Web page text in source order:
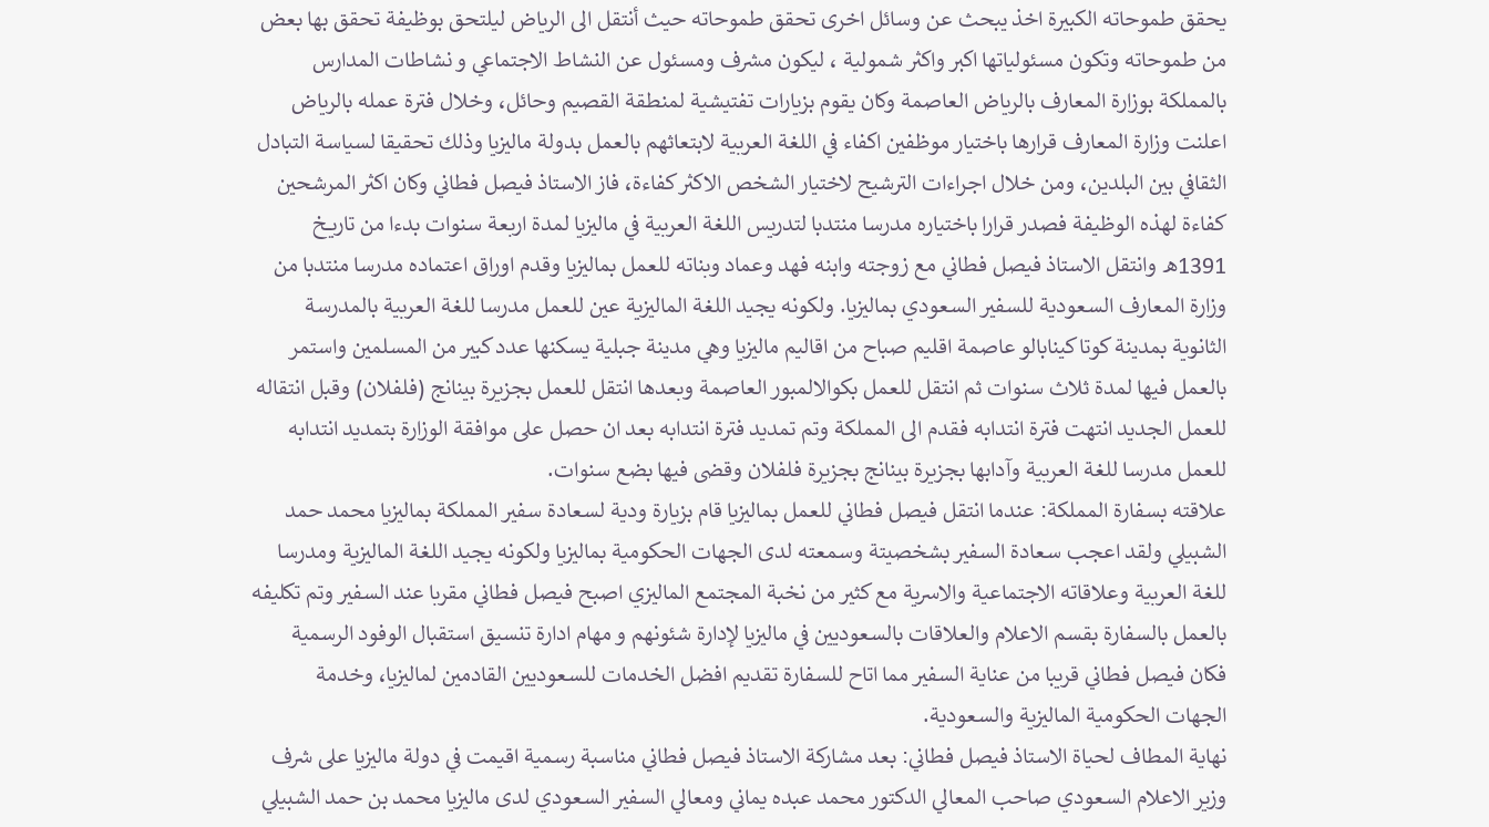
يحقق طموحاته الكبيرة اخذ يبحث عن وسائل اخرى تحقق طموحاته حيث أنتقل الى الرياض ليلتحق بوظيفة تحقق بها بعض
من طموحاته وتكون مسئولياتها اكبر واكثر شمولية ، ليكون مشرف ومسئول عن النشاط الاجتماعي و نشاطات المدارس
بالمملكة بوزارة المعارف بالرياض العاصمة وكان يقوم بزيارات تفتيشية لمنطقة القصيم وحائل، وخلال فترة عمله بالرياض
اعلنت وزارة المعارف قرارها باختيار موظفين اكفاء في اللغة العربية لابتعاثهم بالعمل بدولة ماليزيا وذلك تحقيقا لسياسة التبادل
الثقافي بين البلدين، ومن خلال اجراءات الترشيح لاختيار الشخص الاكثر كفاءة، فاز الاستاذ فيصل فطاني وكان اكثر المرشحين
كفاءة لهذه الوظيفة فصدر قرارا باختياره مدرسا منتدبا لتدريس اللغة العربية في ماليزيا لمدة اربعة سنوات بدءا من تاريخ
1391هـ وانتقل الاستاذ فيصل فطاني مع زوجته وابنه فهد وعماد وبناته للعمل بماليزيا وقدم اوراق اعتماده مدرسا منتدبا من
وزارة المعارف السعودية للسفير السعودي بماليزيا. ولكونه يجيد اللغة الماليزية عين للعمل مدرسا للغة العربية بالمدرسة
الثانوية بمدينة كوتا كينابالو عاصمة اقليم صباح من اقاليم ماليزيا وهي مدينة جبلية يسكنها عدد كبير من المسلمين واستمر
بالعمل فيها لمدة ثلاث سنوات ثم انتقل للعمل بكوالالمبور العاصمة وبعدها انتقل للعمل بجزيرة بينانج (فلفلان) وقبل انتقاله
للعمل الجديد انتهت فترة انتدابه فقدم الى المملكة وتم تمديد فترة انتدابه بعد ان حصل على موافقة الوزارة بتمديد انتدابه
للعمل مدرسا للغة العربية وآدابها بجزيرة بينانج بجزيرة فلفلان وقضى فيها بضع سنوات.
علاقته بسفارة المملكة: عندما انتقل فيصل فطاني للعمل بماليزيا قام بزيارة ودية لسعادة سفير المملكة بماليزيا محمد حمد
الشبيلي ولقد اعجب سعادة السفير بشخصيتة وسمعته لدى الجهات الحكومية بماليزيا ولكونه يجيد اللغة الماليزية ومدرسا
للغة العربية وعلاقاته الاجتماعية والاسرية مع كثير من نخبة المجتمع الماليزي اصبح فيصل فطاني مقربا عند السفير وتم تكليفه
بالعمل بالسفارة بقسم الاعلام والعلاقات بالسعوديين في ماليزيا لإدارة شئونهم و مهام ادارة تنسيق استقبال الوفود الرسمية
فكان فيصل فطاني قريبا من عناية السفير مما اتاح للسفارة تقديم افضل الخدمات للسعوديين القادمين لماليزيا، وخدمة
الجهات الحكومية الماليزية والسعودية.
نهاية المطاف لحياة الاستاذ فيصل فطاني: بعد مشاركة الاستاذ فيصل فطاني مناسبة رسمية اقيمت في دولة ماليزيا على شرف
وزير الاعلام السعودي صاحب المعالي الدكتور محمد عبده يماني ومعالي السفير السعودي لدى ماليزيا محمد بن حمد الشبيلي